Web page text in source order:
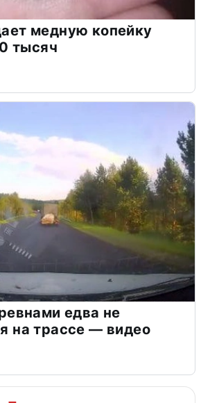
медную копейку
тысяч
едва не
на трассе — видео